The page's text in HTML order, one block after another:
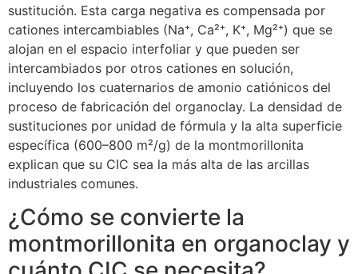
sustitución. Esta carga negativa es compensada por
cationes intercambiables (Na⁺, Ca²⁺, K⁺, Mg²⁺) que se
alojan en el espacio interfoliar y que pueden ser
intercambiados por otros cationes en solución,
incluyendo los cuaternarios de amonio catiónicos del
proceso de fabricación del organoclay. La densidad de
sustituciones por unidad de fórmula y la alta superficie
específica (600–800 m²/g) de la montmorillonita
explican que su CIC sea la más alta de las arcillas
industriales comunes.
¿Cómo se convierte la
montmorillonita en organoclay y